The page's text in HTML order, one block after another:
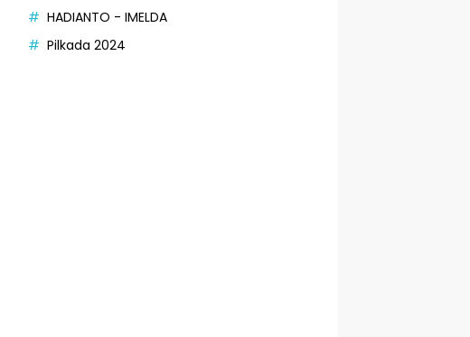
HADIANTO - IMELDA
Pilkada 2024